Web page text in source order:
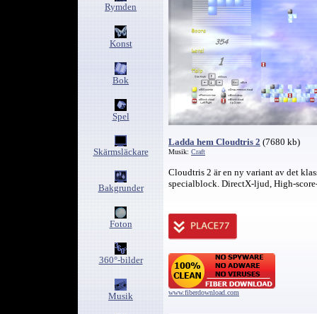
Rymden
Konst
Bok
Spel
Skärmsläckare
Bakgrunder
Foton
360°-bilder
Musik
Ladda hem Cloudtris 2 (7680 kb)
Musik: Craft
Cloudtris 2 är en ny variant av det
specialblock. DirectX-ljud, High-
www.fiberdownload.com